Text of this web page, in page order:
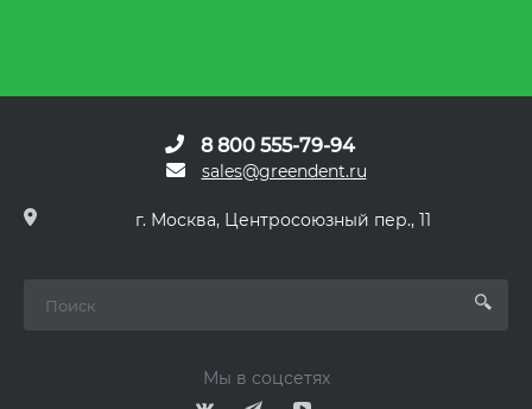
8 800 555-79-94
sales@greendent.ru
г. Москва, Центросоюзный пер., 11
Мы в соцсетях